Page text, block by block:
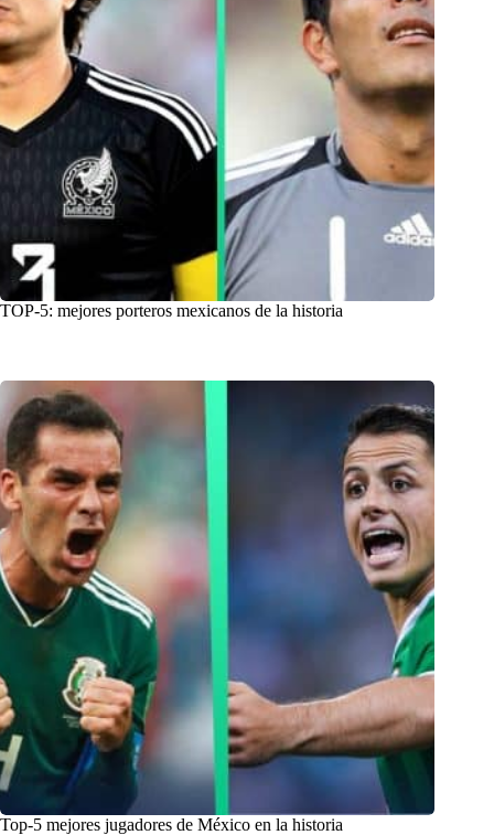
TOP-5: mejores porteros mexicanos de la historia
Top-5 mejores jugadores de México en la historia